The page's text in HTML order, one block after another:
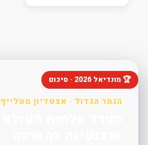
🏆 מונדיאל 2026 · סיכום
הגמר הגדול · אצטדיון מטלייף